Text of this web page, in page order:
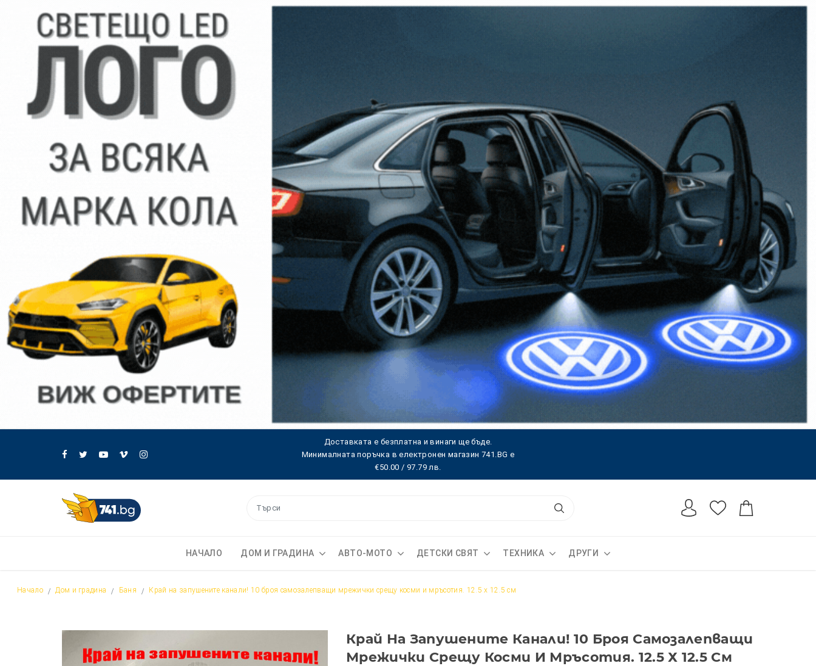
Доставката е безплатна и винаги ще бъде.
Минималната поръчка в електронен магазин 741.BG е
€50.00 / 97.79 лв.
НАЧАЛО ДОМ И ГРАДИНА АВТО-МОТО ДЕТСКИ СВЯТ ТЕХНИКА ДРУГИ
Начало Дом и градина Баня Край на запушените канали! 10 броя самозалепващи мрежички срещу косми и мръсотия. 12.5 х 12.5 см
Край На Запушените Канали! 10 Броя Самозалепващи
Мрежички Срещу Косми И Мръсотия. 12.5 Х 12.5 См